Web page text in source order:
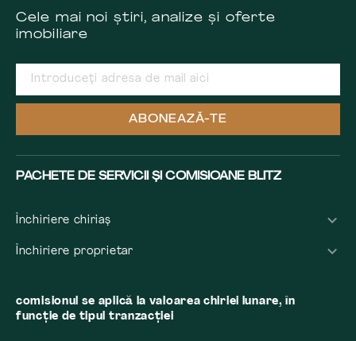
Cele mai noi știri, analize și oferte
imobiliare
ABONEAZĂ-TE
PACHETE DE SERVICII ȘI COMISIOANE BLITZ
Închiriere chiriaș
Închiriere proprietar
comisionul se aplică la valoarea chiriei lunare, în
funcție de tipul tranzacției